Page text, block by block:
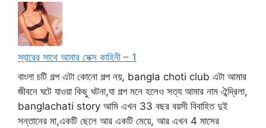
স্যারের সাথে আমার সেক্স কাহিনী – 1
বাংলা চটি গল্প এটা কোনো গল্প নয়, bangla choti club এটা আমার
জীবনে ঘটে যাওয়া কিছু ঘটনা,যা গল্প মনে হলেও সত্য আমার নাম ঐন্দ্রিলা,
banglachati story আমি এখন 33 বছর বয়সী বিবাহিত দুই
সন্তানের মা,একটি ছেলে আর একটি মেয়ে, আর এখন 4 মাসের